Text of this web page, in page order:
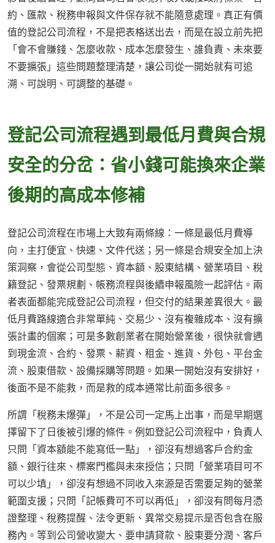
約、匯款、稅務申報與文件保存就不能隨意處理。真正有價
值的登記公司流程，不是把表格送出去，而是在設立前先把
「會不會賺錢、怎麼收款、成本怎麼發生、誰負責、未來要
不要擴張」這些問題整理清楚，讓公司從一開始就有可追
溯、可說明、可調整的基礎。
登記公司流程遇到最低月費與合規
安全的分岔：省小錢可能換來企業
後期的高成本修補
登記公司流程在市場上大致有兩條線：一條是最低月費導
向，主打便宜、快速、文件代送；另一條是合規安全加上決
策洞察，會從公司型態、資本額、股東結構、營業項目、稅
籍登記、發票規劃、帳務流程與後續申報風險一起評估。兩
者表面都能完成登記公司流程，但交付的結果差異很大。最
低月費路線適合非常單純、交易少、沒有複雜成本、沒有擴
張計畫的個案；可是多數創業者在開始營業後，很快就會遇
到現金流、合約、發票、薪資、租金、進貨、外包、平台金
流、股東借款、設備採購等問題。如果一開始沒有安排好，
後面不是不能救，而是救的成本通常比前面多很多。
所謂「稅務未爆彈」，不是公司一定馬上出事，而是早期選
擇留下了日後被引爆的條件。例如登記公司流程中，負責人
只問「資本額能不能寫低一點」，卻沒有想過客戶合約金
額、銀行往來、標案門檻與未來授信；只問「營業項目可不
可以少填」，卻沒有想過不同收入來源是否需要足夠的營業
範圍支援；只問「記帳費可不可以再低」，卻沒有問每月憑
證整理、稅務提醒、法令更新、異常交易提示是否包含在服
務內。等到公司營收變大、要申請貸款、股東要分潤、客戶